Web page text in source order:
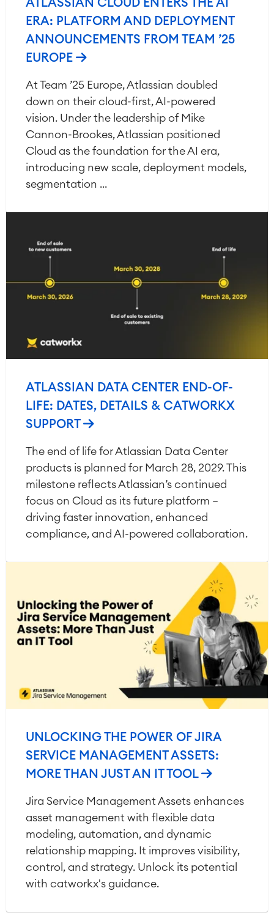
ATLASSIAN CLOUD ENTERS THE AI
ERA: PLATFORM AND DEPLOYMENT
ANNOUNCEMENTS FROM TEAM ’25
EUROPE
At Team ’25 Europe, Atlassian doubled
down on their cloud-first, AI-powered
vision. Under the leadership of Mike
Cannon-Brookes, Atlassian positioned
Cloud as the foundation for the AI era,
introducing new scale, deployment models,
segmentation ...
ATLASSIAN DATA CENTER END-OF-
LIFE: DATES, DETAILS & CATWORKX
SUPPORT
The end of life for Atlassian Data Center
products is planned for March 28, 2029. This
milestone reflects Atlassian’s continued
focus on Cloud as its future platform —
driving faster innovation, enhanced
compliance, and AI-powered collaboration.
UNLOCKING THE POWER OF JIRA
SERVICE MANAGEMENT ASSETS:
MORE THAN JUST AN IT TOOL
Jira Service Management Assets enhances
asset management with flexible data
modeling, automation, and dynamic
relationship mapping. It improves visibility,
control, and strategy. Unlock its potential
with catworkx's guidance.